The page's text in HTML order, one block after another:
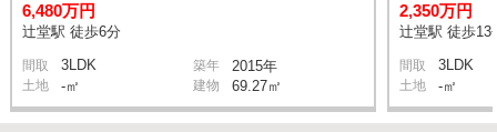
6,480万円
辻堂駅 徒歩6分
間取 3LDK 築年 2015年
土地 -㎡ 建物 69.27㎡
2,350万円
辻堂駅 徒歩13
間取 3LDK
土地 -㎡